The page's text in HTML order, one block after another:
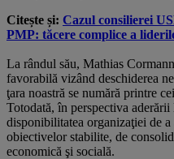
Citește și: Cazul consilierei
PMP: tăcere complice a
La rândul său, Mathias
favorabilă vizând deschiderea
ţara noastră se numără printre
Totodată, în perspectiva
disponibilitatea organizaţiei de
obiectivelor stabilite, de
economică şi socială.